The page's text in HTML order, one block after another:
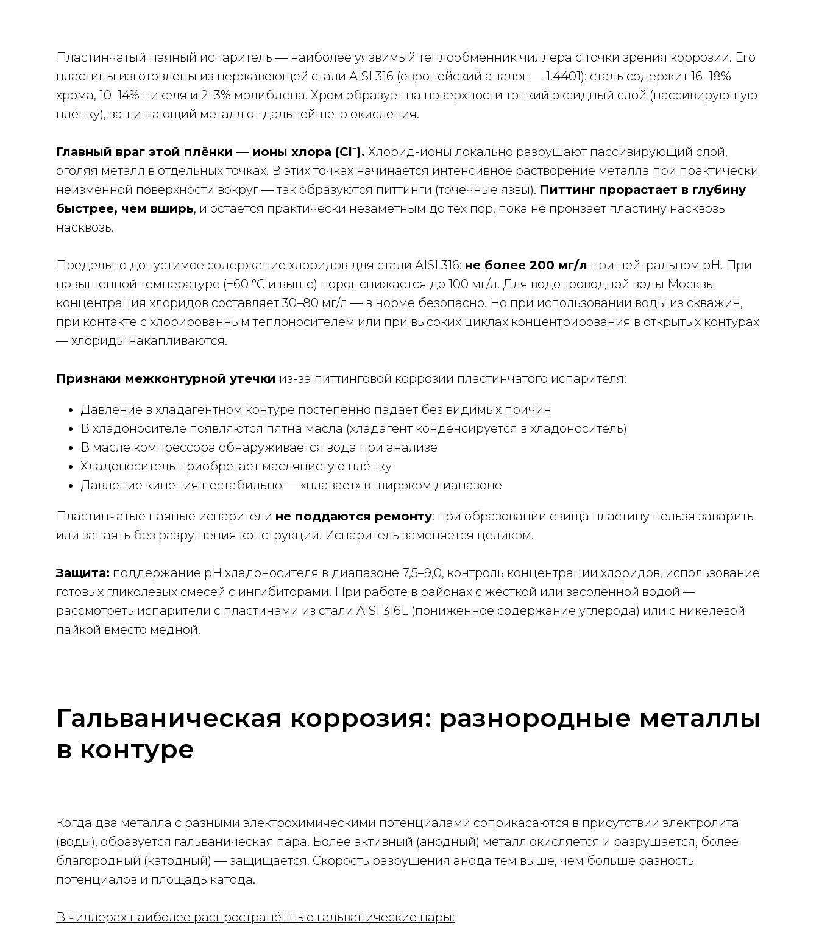
Пластинчатый паяный испаритель — наиболее уязвимый теплообменник чиллера с точки зрения коррозии. Его
пластины изготовлены из нержавеющей стали AISI 316 (европейский аналог — 1.4401): сталь содержит 16–18%
хрома, 10–14% никеля и 2–3% молибдена. Хром образует на поверхности тонкий оксидный слой (пассивирующую
плёнку), защищающий металл от дальнейшего окисления.
Главный враг этой плёнки — ионы хлора (Cl⁻). Хлорид-ионы локально разрушают пассивирующий слой,
оголяя металл в отдельных точках. В этих точках начинается интенсивное растворение металла при практически
неизменной поверхности вокруг — так образуются питтинги (точечные язвы). Питтинг прорастает в глубину
быстрее, чем вширь, и остаётся практически незаметным до тех пор, пока не пронзает пластину насквозь
насквозь.
Предельно допустимое содержание хлоридов для стали AISI 316: не более 200 мг/л при нейтральном pH. При
повышенной температуре (+60 °C и выше) порог снижается до 100 мг/л. Для водопроводной воды Москвы
концентрация хлоридов составляет 30–80 мг/л — в норме безопасно. Но при использовании воды из скважин,
при контакте с хлорированным теплоносителем или при высоких циклах концентрирования в открытых контурах
— хлориды накапливаются.
Признаки межконтурной утечки из-за питтинговой коррозии пластинчатого испарителя:
Давление в хладагентном контуре постепенно падает без видимых причин
В хладоносителе появляются пятна масла (хладагент конденсируется в хладоноситель)
В масле компрессора обнаруживается вода при анализе
Хладоноситель приобретает маслянистую плёнку
Давление кипения нестабильно — «плавает» в широком диапазоне
Пластинчатые паяные испарители не поддаются ремонту: при образовании свища пластину нельзя заварить
или запаять без разрушения конструкции. Испаритель заменяется целиком.
Защита: поддержание pH хладоносителя в диапазоне 7,5–9,0, контроль концентрации хлоридов, использование
готовых гликолевых смесей с ингибиторами. При работе в районах с жёсткой или засолённой водой —
рассмотреть испарители с пластинами из стали AISI 316L (пониженное содержание углерода) или с никелевой
пайкой вместо медной.
Гальваническая коррозия: разнородные металлы
в контуре
Когда два металла с разными электрохимическими потенциалами соприкасаются в присутствии электролита
(воды), образуется гальваническая пара. Более активный (анодный) металл окисляется и разрушается, более
благородный (катодный) — защищается. Скорость разрушения анода тем выше, чем больше разность
потенциалов и площадь катода.
В чиллерах наиболее распространённые гальванические пары: